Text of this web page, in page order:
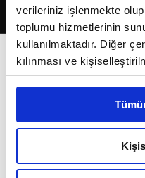
verileriniz işlenmekte
toplumu hizmetlerinin
kullanılmaktadır. Diğer
kılınması ve
reklam/pazarlama
Çerezlere ilişkin
belirleyebilirsiniz.
Ayarlar butonuna
Metnimizi ziyaret